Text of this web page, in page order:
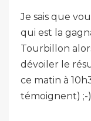
Je sais que
qui est la
Tourbillon
dévoiler le
ce matin à
témoignent) ;-)